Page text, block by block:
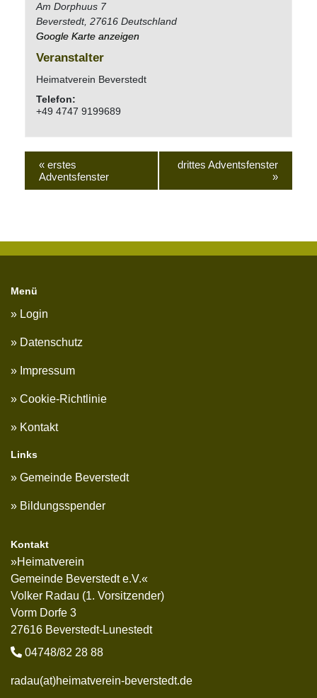
Am Dorphuus 7
Beverstedt, 27616 Deutschland
Google Karte anzeigen
Veranstalter
Heimatverein Beverstedt
Telefon:
+49 4747 9199689
« erstes
Adventsfenster
drittes Adventsfenster
»
Menü
Login
Datenschutz
Impressum
Cookie-Richtlinie
Kontakt
Links
Gemeinde Beverstedt
Bildungsspender
Kontakt
»Heimatverein
Gemeinde Beverstedt e.V.«
Volker Radau (1. Vorsitzender)
Vorm Dorfe 3
27616 Beverstedt-Lunestedt
04748/82 28 88
radau(at)heimatverein-beverstedt.de